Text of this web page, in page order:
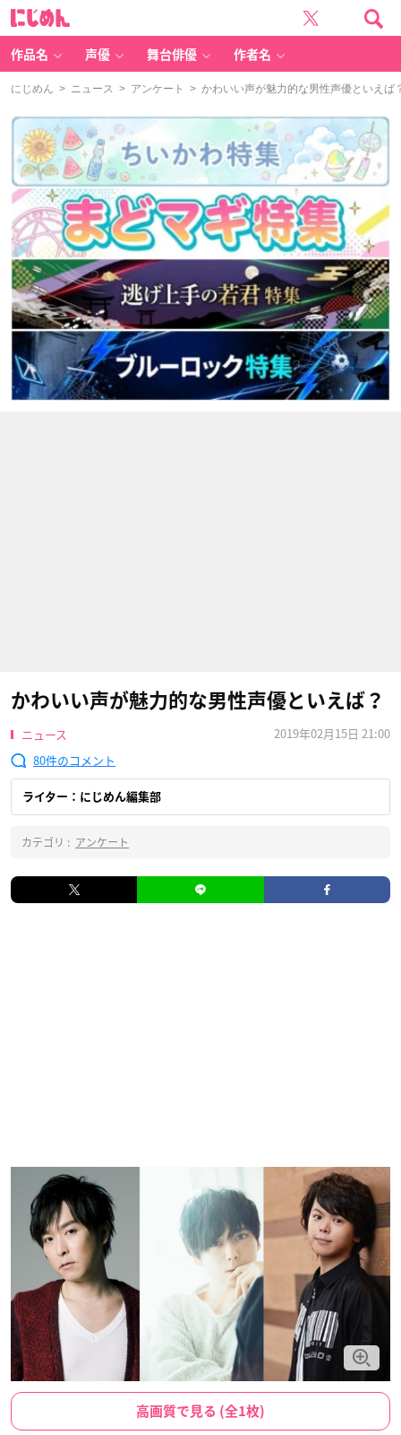
作品名 声優 舞台俳優 作者名
にじめん > ニュース > アンケート > かわいい声が魅力的な男性声優といえば
かわいい声が魅力的な男性声優といえば？
ニュース
2019年02月15日 21:00
80
ライター：にじめん編集部
カテゴリ : アンケート
高画質で見る (全1枚)